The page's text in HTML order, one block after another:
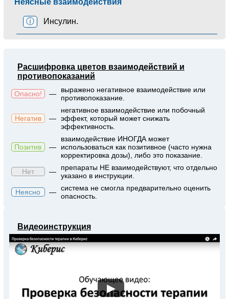
Неясные взаимодействия
ⓘ Инсулин.
Расшифровка цветов взаимодействий и
противопоказаний
Опасно! —
выражено негативное взаимодействие или
противопоказание.
Негатив —
негативное взаимодействие или побочный
эффект, который может снижать
эффективность.
Позитив —
взаимодействие ИНОГДА может
использоваться как позитивное (часто нужна
корректировка дозы), либо это показание.
Нет
—
препараты НЕ взаимодействуют, что отдельно
указано в инструкции.
Неясно
— система не смогла предварительно оценить
опасность.
Видеоинструкция
▶